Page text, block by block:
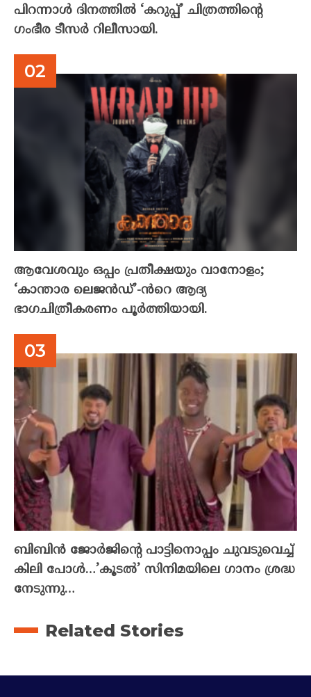
പിറന്നാൾ ദിനത്തിൽ ‘കറുപ്പ്’ ചിത്രത്തിന്റെ
ഗംഭീര ടീസർ റിലീസായി.
ആവേശവും ഒപ്പം പ്രതീക്ഷയും വാനോളം;
‘കാന്താര ലെജൻഡ്’-ൻറെ ആദ്യ
ഭാഗചിത്രീകരണം പൂർത്തിയായി.
ബിബിൻ ജോർജിന്റെ പാട്ടിനൊപ്പം ചുവടുവെച്ച്
കിലി പോൾ…’കൂടൽ’ സിനിമയിലെ ഗാനം ശ്രദ്ധ
നേടുന്നു…
Related Stories